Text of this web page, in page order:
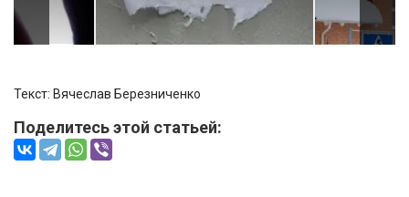
Текст: Вячеслав Березниченко
Поделитесь этой статьей: